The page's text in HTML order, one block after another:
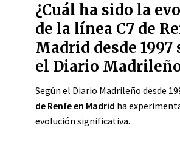
¿Cuál ha sido la
de la línea C7 de
Madrid desde 1997
el Diario
Según el Diario Madrileño desde
de Renfe en Madrid ha
evolución significativa.